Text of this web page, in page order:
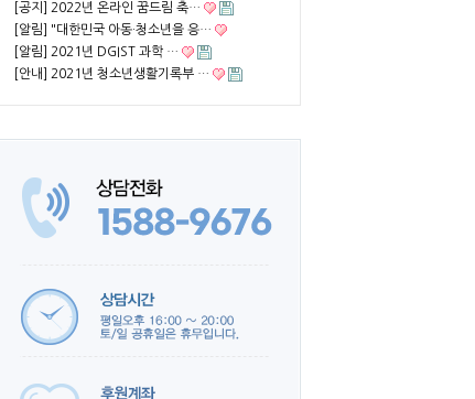
[공지] 2022년 온라인 꿈드림 축…
[알림] "대한민국 아동·청소년을 응…
[알림] 2021년 DGIST 과학 …
[안내] 2021년 청소년생활기록부 …